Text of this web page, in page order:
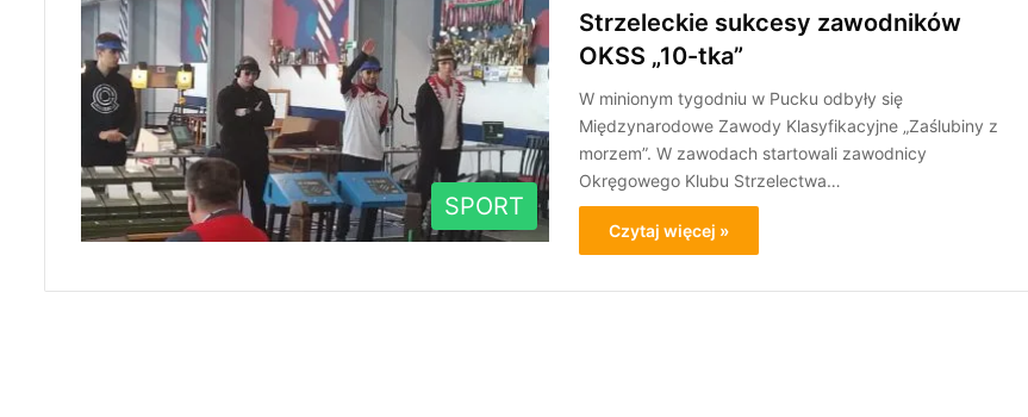
SPORT
Strzeleckie sukcesy zawodników
OKSS „10-tka”
W minionym tygodniu w Pucku odbyły się
Międzynarodowe Zawody Klasyfikacyjne „Zaślubiny z
morzem”. W zawodach startowali zawodnicy
Okręgowego Klubu Strzelectwa…
Czytaj więcej »